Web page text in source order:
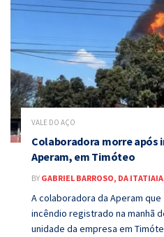
VALE DO AÇO
Colaboradora morre após
Aperam, em Timóteo
BY GABRIEL BARROSO, DA ITATIAIA
A colaboradora da Aperam
incêndio registrado na manhã
unidade da empresa em